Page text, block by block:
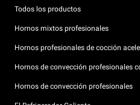
Todos los productos
Hornos mixtos profesionales
Hornos profesionales de cocción
Hornos de convección profesionales
Hornos de convección profesionales